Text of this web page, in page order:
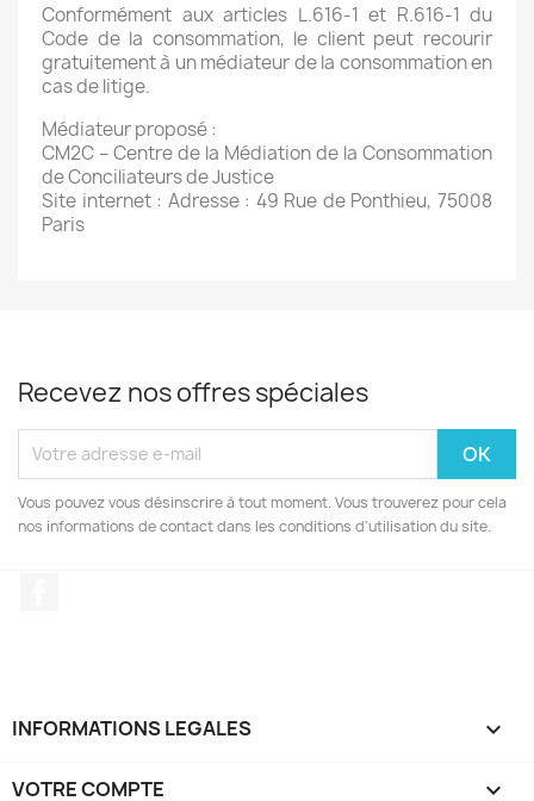
Conformément aux articles L.616-1 et R.616-1 du
Code de la consommation, le client peut recourir
gratuitement à un médiateur de la consommation en
cas de litige.
Médiateur proposé :
CM2C – Centre de la Médiation de la Consommation
de Conciliateurs de Justice
Site internet : Adresse : 49 Rue de Ponthieu, 75008
Paris
Recevez nos offres spéciales
Vous pouvez vous désinscrire à tout moment. Vous trouverez pour cela
nos informations de contact dans les conditions d'utilisation du site.
INFORMATIONS LEGALES 
VOTRE COMPTE 